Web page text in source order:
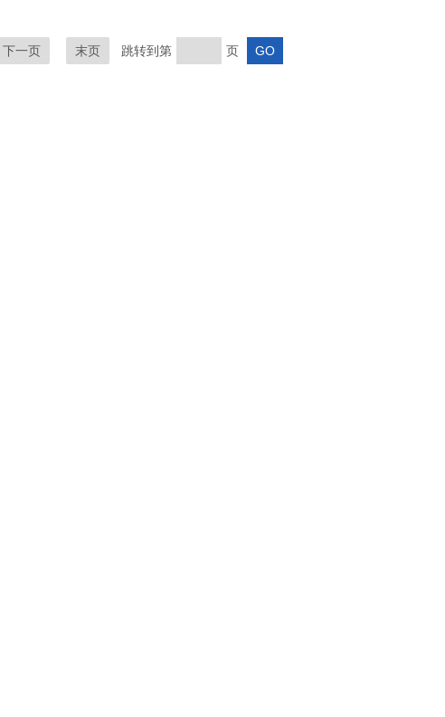
下一页 末页 跳转到第 页